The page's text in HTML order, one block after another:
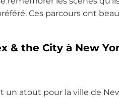
Ces parcours ont
& the City à New
atout pour la ville de